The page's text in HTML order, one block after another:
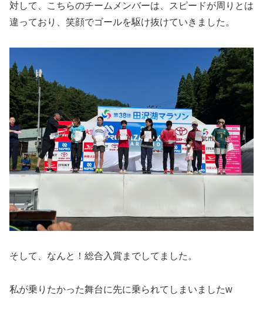
対して、こちらのチームメンバーは、スピードが周りとは
違っており、笑顔でゴールを駆け抜けていきました。
そして、なんと！総合入賞までしてました。
私が乗りたかった舞台に先に乗られてしまいましたw